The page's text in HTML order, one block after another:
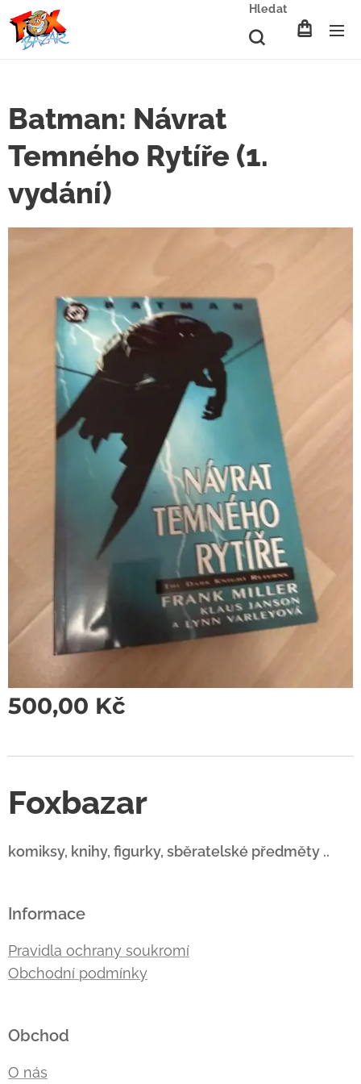
Hledat
Batman: Návrat
Temného Rytíře (1.
vydání)
500,00 Kč
Foxbazar
komiksy, knihy, figurky, sběratelské předměty ..
Informace
Pravidla ochrany soukromí
Obchodní podmínky
Obchod
O nás